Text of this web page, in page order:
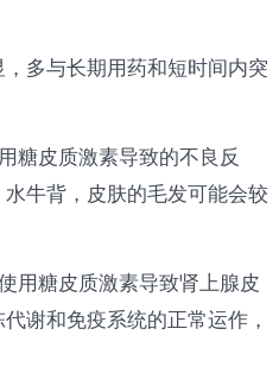
多与长期用药和短时间内突
糖皮质激素导致的不良反
牛背，皮肤的毛发可能会较
用糖皮质激素导致肾上腺皮
谢和免疫系统的正常运作，